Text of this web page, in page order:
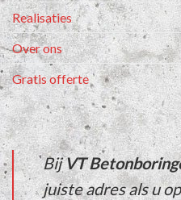
Realisaties
Over ons
Gratis offerte
BijVT
juiste adres als u